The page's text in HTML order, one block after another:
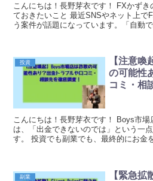
こんにちは！長野芽衣です！ FXかず
ておきたいこと 最近SNSやネット上で
う案件が話題になっています。「自動
投資
【注意
の可能性
コミ・相
こんにちは！長野芽衣です！ Boys市場
は、「出金できないのでは」という一
す。 投資でも副業でも、最終的にお金
副業
【緊急